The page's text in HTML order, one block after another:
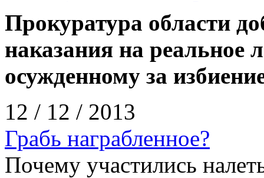
Прокуратура области
наказания на реальное
осужденному за
12 / 12 / 2013
Грабь награбленное?
Почему участились